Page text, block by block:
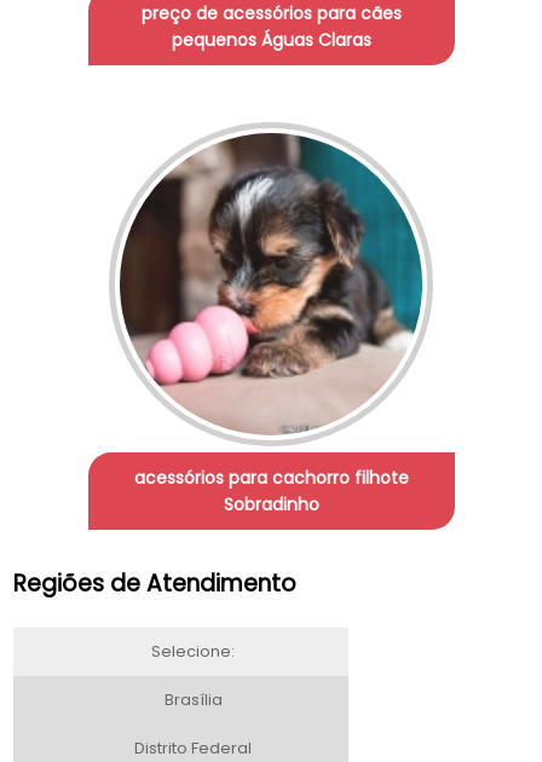
preço de acessórios para cães
pequenos Águas Claras
acessórios para cachorro filhote
Sobradinho
Regiões de Atendimento
Selecione:
Brasília
Distrito Federal